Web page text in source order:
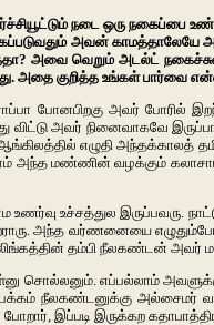
நடை ஒரு நகைப்பை
அவன்
அவை வெறும் அடல்ட்
அதை குறித்த உங்கள் பார்வை
அவர் போரில்
அவர் நினைவாகவே
எழுதி அந்தக்காலத்
மண்ணின் வழக்கும்
இருப்பவரு. நாட்டு
அந்த வர்ணனையை எழுதும்போது
தம்பி நீலகண்டன் அவர்
எப்பல்லாம் அவளுக்குத்
நீலகண்டனுக்கு அல்சைமர்
இப்படி இருக்கற